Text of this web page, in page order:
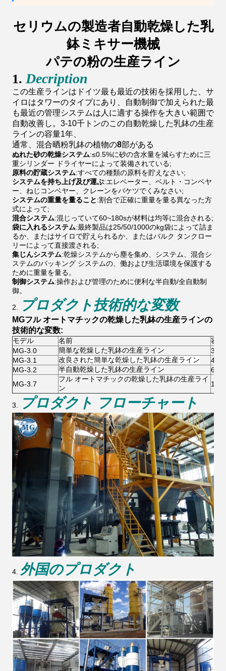
セリウムの製造者自動乾燥した乳
鉢ミキサー機械
パテの粉の生産ライン
1.Decription
この生産ラインはドイツ最も最近の技術を採用した、サ
イロはタワーのタイプにあり、自動制御で加えられた最
も最近の管理システムは人に適する操作を大きい範囲で
自動改善し。3-10千トンのこの自動乾燥した乳鉢の生産
ラインの容量1年、
通常、混合晒粉乳鉢の植物の8部がある
ぬれた砂の乾燥システム:≤0.5%に砂の含水量を減らすために三
重シリンダー ドライヤーによって装備されている;
原料の貯蔵システム:すべての種類の原料を貯えなさい;
システムを持ち上げ及び運ぶ:エレベーター、ベルト・コンベヤ
ー、ねじコンベヤー、クレーンをバケツでくみなさい;
システムの重量を量ること:割合で正確に重量を量る異なった方
式によって;
混合システム:混じっていて60~180sが材料は均等に混合される;
袋に入れるシステム:最終製品は25/50/1000のkg袋によって詰ま
るか、またはサイロで貯えられるか、またはバルク タンクロー
リーによって直接渡される;
集じんシステム:乾燥システムから塵を集め、システム、混合シ
ステムのパッキング システムの、働および生活環境を保護する
ために重量を量る。
制御システム:操作および管理のために便利な半自動/全自動制
御。
2. プロダクト技術的な変数
MGフル オートマチックの乾燥した乳鉢の生産ラインの
技術的な変数:
モデル 名前
容量
MG-3.0
簡単な乾燥した乳鉢の生産ライン
3T/H
MG-3.1
改良された簡単な乾燥した乳鉢の生産ライン
4-
MG-3.2
半自動乾燥した乳鉢の生産ライン
6-
MG-3.7
フル オートマチックの乾燥した乳鉢の生産ライ
ン
10-
3. プロダクト フローチャート
4. 外国のプロダクト